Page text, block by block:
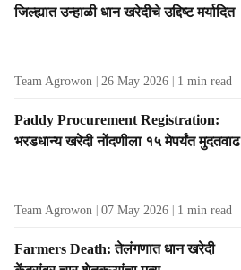
जिल्ह्यात उन्हाळी धान खरेदीचे उद्दिष्ट मर्यादित
Team Agrowon 26 May 2026 1 min read
Paddy Procurement Registration:
भरडधान्य खरेदी नोंदणीला १५ मेपर्यंत मुदतवाढ
Team Agrowon 07 May 2026 1 min read
Farmers Death: तेलंगणात धान खरेदी